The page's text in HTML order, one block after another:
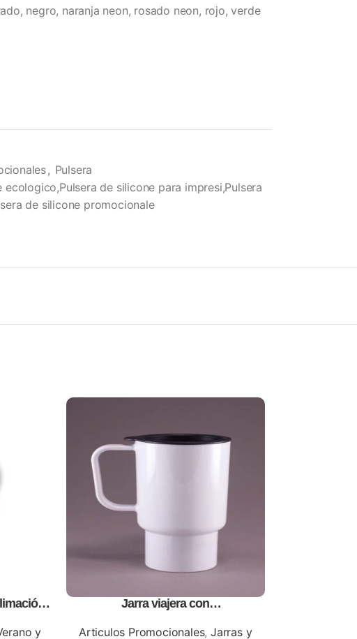
negro, naranja neon, rosado neon, rojo, verde
, Pulsera
ecologico,Pulsera de silicone para impresi,Pulsera
de silicone promocionale
y
Jarra viajera con
full color
Articulos Promocionales,Jarras y